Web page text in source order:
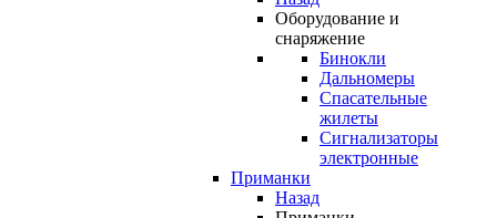
Оборудование и
снаряжение
Бинокли
Дальномеры
Спасательные
жилеты
Сигнализаторы
электронные
Приманки
Назад